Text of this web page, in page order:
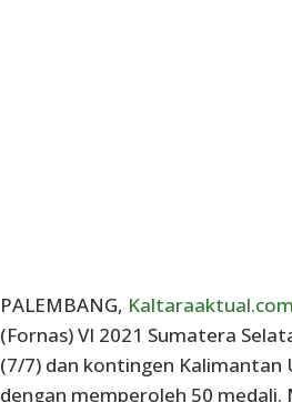
PALEMBANG, Kaltaraaktual.com
(Fornas) VI 2021 Sumatera
(7/7) dan kontingen
dengan memperoleh 50 medali.